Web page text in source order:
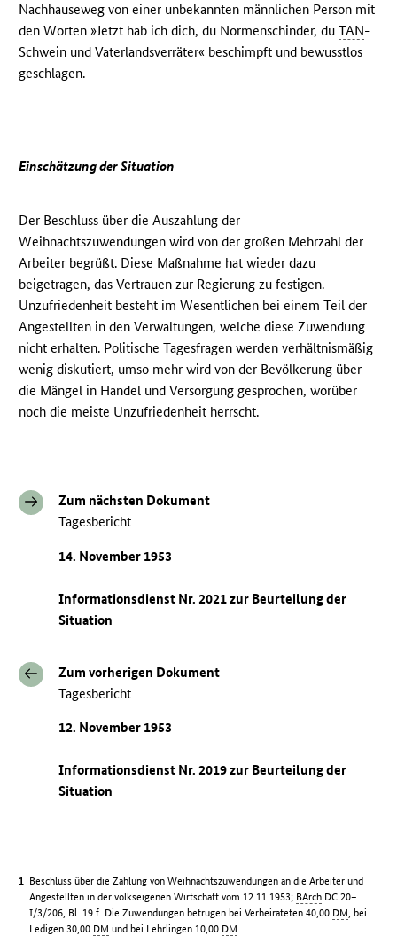
Nachhauseweg von einer unbekannten männlichen Person mit
den Worten »Jetzt hab ich dich, du Normenschinder, duTAN-
Schwein und Vaterlandsverräter« beschimpft und bewusstlos
geschlagen.
Einschätzung der Situation
Der Beschluss über die Auszahlung der
Weihnachtszuwendungen wird von der großen Mehrzahl der
Arbeiter begrüßt. Diese Maßnahme hat wieder dazu
beigetragen, das Vertrauen zur Regierung zu festigen.
Unzufriedenheit besteht im Wesentlichen bei einem Teil der
Angestellten in den Verwaltungen, welche diese Zuwendung
nicht erhalten. Politische Tagesfragen werden verhältnismäßig
wenig diskutiert, umso mehr wird von der Bevölkerung über
die Mängel in Handel und Versorgung gesprochen, worüber
noch die meiste Unzufriedenheit herrscht.
Zum nächsten Dokument
Tagesbericht
14. November 1953
Informationsdienst Nr. 2021 zur Beurteilung der
Situation
Zum vorherigen Dokument
Tagesbericht
12. November 1953
Informationsdienst Nr. 2019 zur Beurteilung der
Situation
Beschluss über die Zahlung von Weihnachtszuwendungen an die Arbeiter und
Angestellten in der volkseigenen Wirtschaft vom 12.11.1953; BArch DC 20–
I/3/206, Bl. 19 f. Die Zuwendungen betrugen bei Verheirateten 40,00 DM, bei
Ledigen 30,00 DM und bei Lehrlingen 10,00 DM.